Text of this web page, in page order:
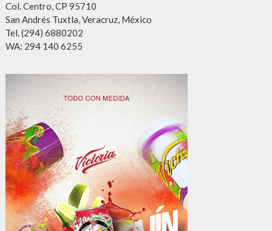
Col. Centro, CP 95710
San Andrés Tuxtla, Veracruz, México
Tel. (294) 6880202
WA: 294 140 6255